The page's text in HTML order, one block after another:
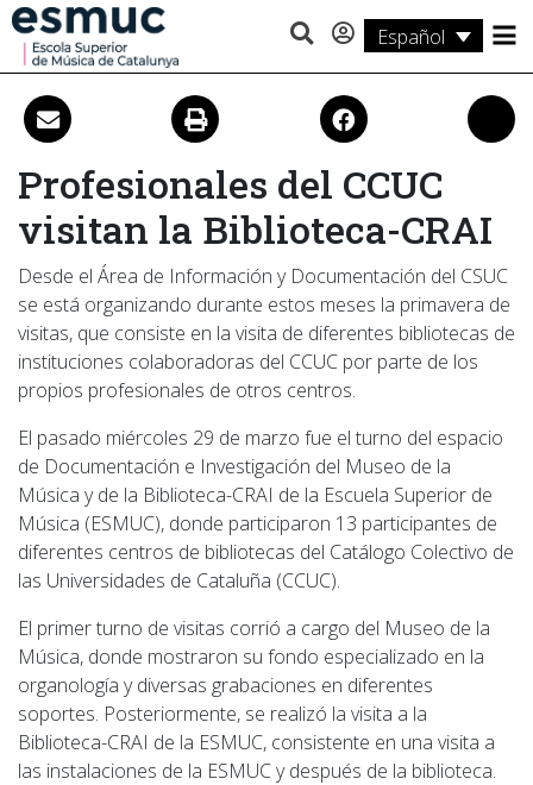
Español
Estudios
Investigación
Servicios
Actividades
Profesionales del CCUC
visitan la Biblioteca-CRAI
Desde el Área de Información y Documentación del CSUC
se está organizando durante estos meses la primavera de
visitas, que consiste en la visita de diferentes bibliotecas de
instituciones colaboradoras del CCUC por parte de los
propios profesionales de otros centros.
El pasado miércoles 29 de marzo fue el turno del espacio
de Documentación e Investigación del Museo de la
Música y de la Biblioteca-CRAI de la Escuela Superior de
Música (ESMUC), donde participaron 13 participantes de
diferentes centros de bibliotecas del Catálogo Colectivo de
las Universidades de Cataluña (CCUC).
El primer turno de visitas corrió a cargo del Museo de la
Música, donde mostraron su fondo especializado en la
organología y diversas grabaciones en diferentes
soportes. Posteriormente, se realizó la visita a la
Biblioteca-CRAI de la ESMUC, consistente en una visita a
las instalaciones de la ESMUC y después de la biblioteca.